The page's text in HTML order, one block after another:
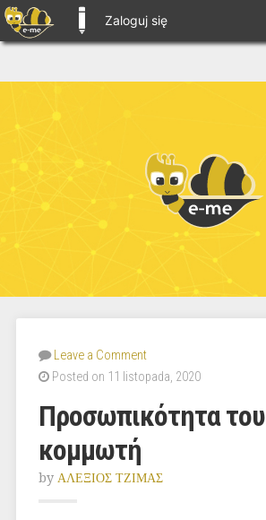
E-ME BLOGS
Zaloguj się
Leave a Comment
Posted on 11 listopada, 2020
Προσωπικότητα του
κομμωτή
by ΑΛΕΞΙΟΣ ΤΖΙΜΑΣ